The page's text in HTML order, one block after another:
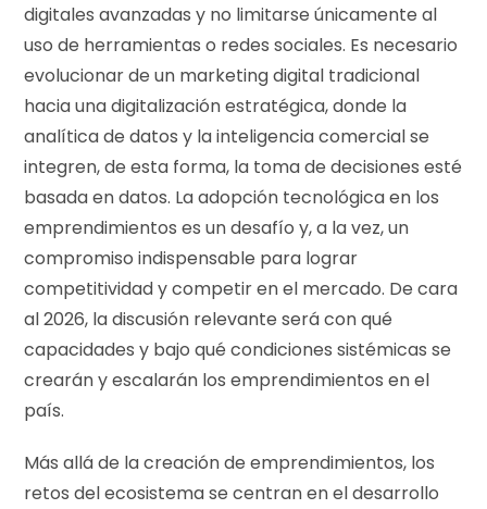
digitales avanzadas y no limitarse únicamente al
uso de herramientas o redes sociales. Es necesario
evolucionar de un marketing digital tradicional
hacia una digitalización estratégica, donde la
analítica de datos y la inteligencia comercial se
integren, de esta forma, la toma de decisiones esté
basada en datos. La adopción tecnológica en los
emprendimientos es un desafío y, a la vez, un
compromiso indispensable para lograr
competitividad y competir en el mercado. De cara
al 2026, la discusión relevante será con qué
capacidades y bajo qué condiciones sistémicas se
crearán y escalarán los emprendimientos en el
país.
Más allá de la creación de emprendimientos, los
retos del ecosistema se centran en el desarrollo